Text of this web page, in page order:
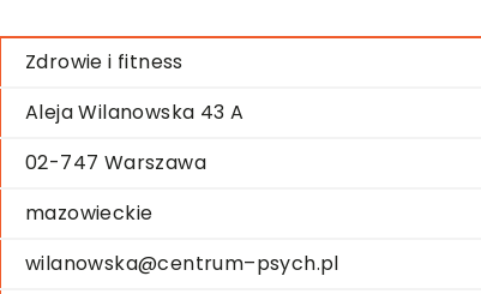
Zdrowie i fitness
Aleja Wilanowska 43 A
02-747 Warszawa
mazowieckie
wilanowska@centrum–psych.pl